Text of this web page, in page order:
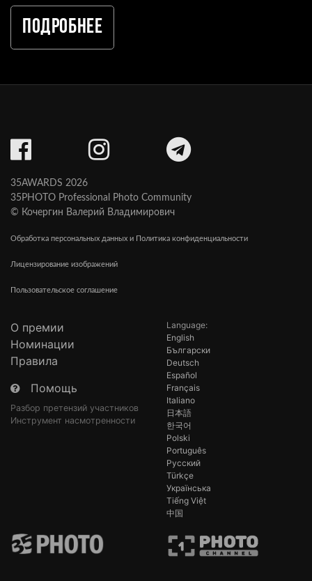
Подробнее
35AWARDS 2026
35PHOTO Professional Photo Community
© Кочергин Валерий Владимирович
Обработка персональных данных и Политика конфиденциальности
Лицензирование изображений
Пользовательское соглашение
О премии
Номинации
Правила
Помощь
Разбор претензий участников
Инструмент насмотренности
Language:
English
Български
Deutsch
Español
Français
Italiano
日本語
한국어
Polski
Português
Русский
Türkçe
Українська
Tiếng Việt
中国